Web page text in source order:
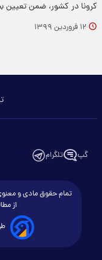
کرونا در کشور، ضمن
۱۲ فروردین ۱۳۹۹
گپ تلگرام
تمام حقوق مادی و
از